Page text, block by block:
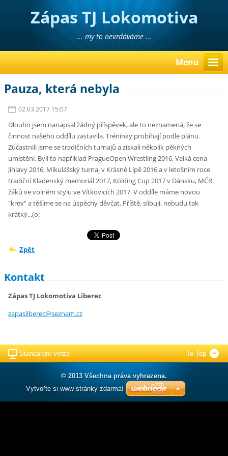
Zápas TJ Lokomotiva
Liberec
... my to nevzdáváme ...
Menu
Pauza, která nebyla
02.03.2017 15:07
Dlouho jsem nanapsal žádný příspěvek, ale to neznamená, že se
činnost našeho oddílu zastavila. Tréninky probíhají podle plánu.
Zúčastnili jsme se tradičních turnajů a získali několik pěkných
umístění. Byli to například PragueOpen Wrestling 2016, Velká cena
Jihlavy 2016, Mikulášský turnaj v Krásné Lípě 2016 a v letošním roce
tradiční Kladenský memoriál 2017, Kölding Cup 2017 v Dánsku, MČR
žáků ve volném stylu ve Vítkovicích 2017. V oddíle máme novou
"krev" a těšíme se na úspěchy děvčat. Příště, slibuji, nebudu tak
krátký...(o:
Zpět
Kontakt
Zápas TJ Lokomotiva Liberec
zapasliberec@seznam.cz
Standardní verze To Top
© 2013 Všechna práva vyhrazena.
Vytvořte si www stránky zdarma!